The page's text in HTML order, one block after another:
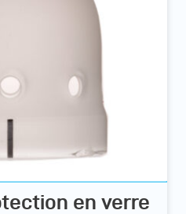
en verre